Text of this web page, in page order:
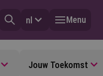
nl Menu
Jouw Toekomst